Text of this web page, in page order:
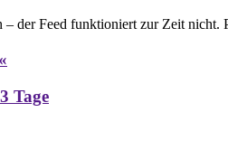
– der Feed funktioniert zur Zeit nicht.
Tage